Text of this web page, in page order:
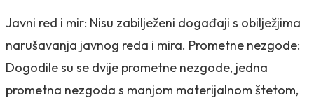
Javni red i mir: Nisu zabilježeni događaji s obilježjima
narušavanja javnog reda i mira. Prometne nezgode:
Dogodile su se dvije prometne nezgode, jedna
prometna nezgoda s manjom materijalnom štetom,